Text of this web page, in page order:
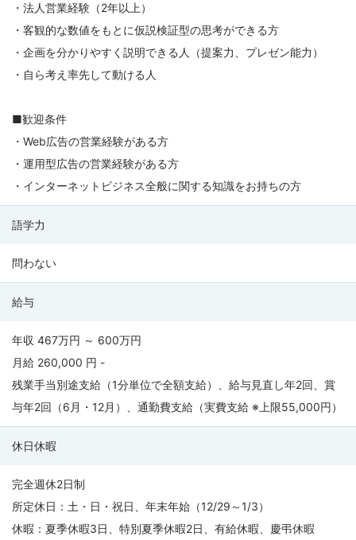
・法人営業経験（2年以上）
・客観的な数値をもとに仮説検証型の思考ができる方
・企画を分かりやすく説明できる人（提案力、プレゼン能力）
・自ら考え率先して動ける人
■歓迎条件
・Web広告の営業経験がある方
・運用型広告の営業経験がある方
・インターネットビジネス全般に関する知識をお持ちの方
語学力
問わない
給与
年収 467万円 ～ 600万円
月給 260,000 円 -
残業手当別途支給（1分単位で全額支給）、給与見直し年2回、賞
与年2回（6月・12月）、通勤費支給（実費支給 ※上限55,000円）
休日休暇
完全週休2日制
所定休日：土・日・祝日、年末年始（12/29～1/3）
休暇：夏季休暇3日、特別夏季休暇2日、有給休暇、慶弔休暇